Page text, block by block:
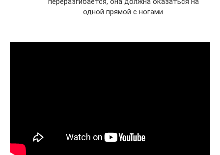
одной прямой с ногами.